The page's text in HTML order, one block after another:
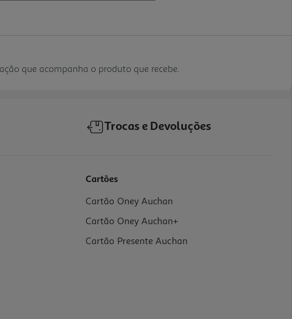
que acompanha o produto que recebe.
Trocas e Devoluções
Cartões
Cartão Oney Auchan
Cartão Oney Auchan+
Cartão Presente Auchan